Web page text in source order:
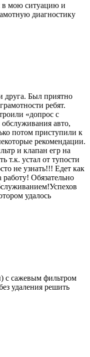
мою ситуацию и
диагностику
друга. Был приятно
ребят.
«допрос с
авто,
потом приступили к
рекомендации.
и клапан егр на
т.к. устал от тупости
не узнать!!! Едет как
работу! Обязательно
удалось
с сажевым фильтром
удаления решить